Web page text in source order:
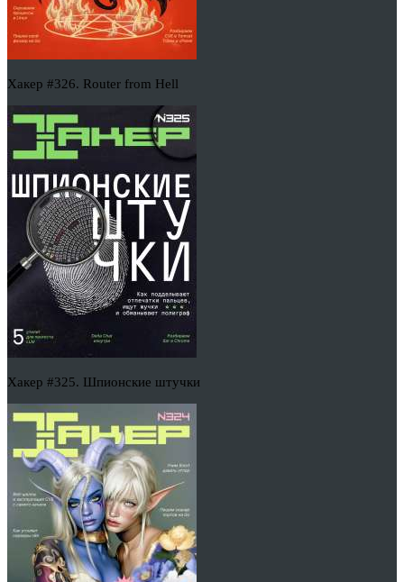
Хакер #326. Router from Hell
Хакер #325. Шпионские штучки